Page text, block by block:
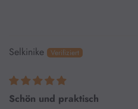
Selkinike
Schön und praktisch